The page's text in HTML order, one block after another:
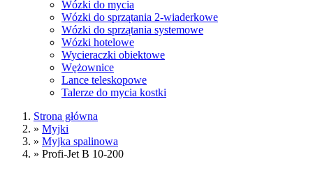
Wózki do mycia
Wózki do sprzątania 2-wiaderkowe
Wózki do sprzątania systemowe
Wózki hotelowe
Wycieraczki obiektowe
Wężownice
Lance teleskopowe
Talerze do mycia kostki
Strona główna
» Myjki
» Myjka spalinowa
» Profi-Jet B 10-200